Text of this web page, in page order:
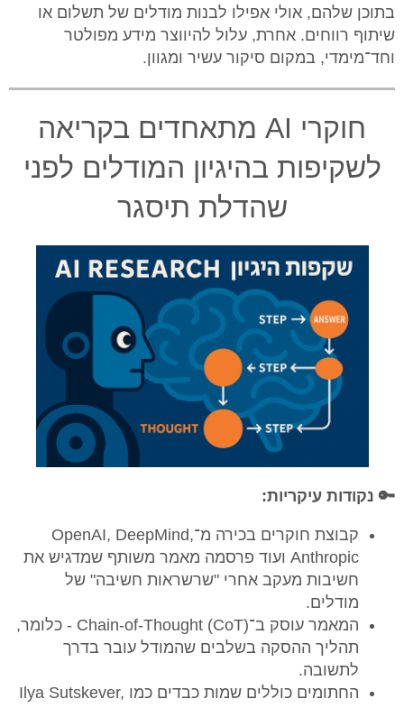
בתוכן שלהם, אולי אפילו לבנות מודלים של תשלום או
שיתוף רווחים. אחרת, עלול להיווצר מידע מפולטר
וחד־מימדי, במקום סיקור עשיר ומגוון.
חוקרי AI מתאחדים בקריאה
לשקיפות בהיגיון המודלים לפני
שהדלת תיסגר
​🔑 נקודות עיקריות:
קבוצת חוקרים בכירה מ־OpenAI, DeepMind,
Anthropic ועוד פרסמה מאמר משותף שמדגיש את
חשיבות מעקב אחרי "שרשראות חשיבה" של
מודלים.
המאמר עוסק ב־Chain-of-Thought (CoT) - כלומר,
תהליך ההסקה בשלבים שהמודל עובר בדרך
לתשובה.
החתומים כוללים שמות כבדים כמו Ilya Sutskever,